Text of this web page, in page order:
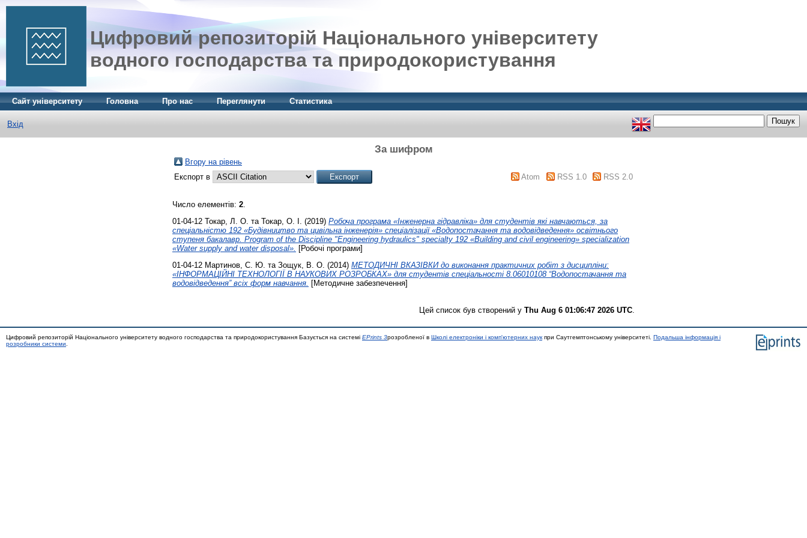
Цифровий репозиторій Національного університету
водного господарства та природокористування
Сайт університету Головна Про нас Переглянути Статистика
Вхід
За шифром
Вгору на рівень
Експорт в
Atom RSS 1.0 RSS 2.0
Число елементів: 2.
01-04-12 Токар, Л. О. та Токар, О. І. (2019) Робоча програма «Інженерна гідравліка» для студентів які навчаються, за
спеціальністю 192 «Будівництво та цивільна інженерія» спеціалізації «Водопостачання та водовідведення» освітнього
ступеня бакалавр. Program of the Discipline "Engineering hydraulics" specialty 192 «Building and civil engineering» specialization
«Water supply and water disposal».
[Робочі програми]
01-04-12 Мартинов, С. Ю. та Зощук, В. О. (2014) МЕТОДИЧНІ ВКАЗІВКИ до виконання практичних робіт з дисципліни:
«ІНФОРМАЦІЙНІ ТЕХНОЛОГІЇ В НАУКОВИХ РОЗРОБКАХ» для студентів спеціальності 8.06010108 “Водопостачання та
водовідведення” всіх форм навчання. [Методичне забезпечення]
Цей список був створений у Thu Aug 6 01:06:47 2026 UTC
Цифровий репозиторій Національного університету водного господарства та природокористування Базується на системі EPrints 3розробленої в Школі електроніки і комп'ютерних наук при Саутгемптонському університеті. Подальша інформація і
розробники системи